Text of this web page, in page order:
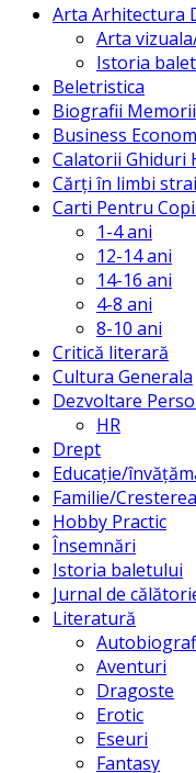
Arta Arhitectura
Arta
Istoria
Beletristica
Biografii
Business
Calatorii Ghiduri
Cărți în limbi
Carti Pentru
1-4 ani
12-14 ani
14-16 ani
4-8 ani
8-10 ani
Critică literară
Cultura Generala
Dezvoltare
HR
Drept
Educație/
Familie/
Hobby Practic
Însemnări
Istoria baletului
Jurnal de
Literatură
Aventuri
Dragoste
Erotic
Eseuri
Fantasy